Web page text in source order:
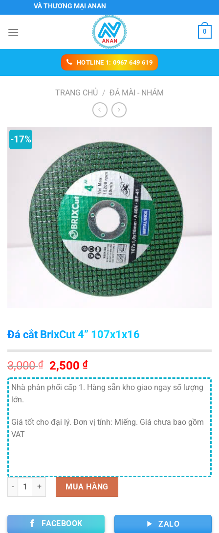
đến
nội
VÀ THƯƠNG MẠI ANAN
0
HOTLINE 1: 0967 649 619
TRANG CHỦ / ĐÁ MÀI - NHÁM
-17%
Đá cắt BrixCut 4” 107x1x16
3,000₫
Giá
gốc
là:
2,500₫Giá
hiện
tại
Nhà phân phối cấp 1. Hàng sẵn kho giao ngay số lượng
lớn.
Giá tốt cho đại lý. Đơn vị tính: Miếng. Giá chưa bao gồm
VAT
Số lượng MUA HÀNG
FACEBOOK ZALO